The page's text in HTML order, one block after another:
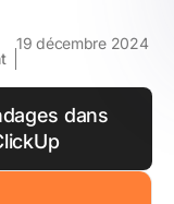
19 décembre 2024
dans